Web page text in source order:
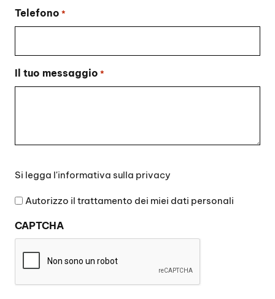
Telefono *
Il tuo messaggio *
legga
l'informativa
privacy
Si legga l'informativa sulla privacy
Autorizzo il trattamento dei miei dati personali
CAPTCHA